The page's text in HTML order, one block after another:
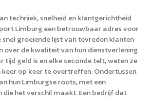
techniek, snelheid en klantgerichtheid
Limburg een betrouwbaar adres voor
groeiende lijst van tevreden klanten
over de kwaliteit van hun dienstverlening.
tijd geld is en elke seconde telt, weten ze
op keer te overtreffen. Ondertussen
hun Limburgse roots, met een
die het verschil maakt. Een bedrijf dat